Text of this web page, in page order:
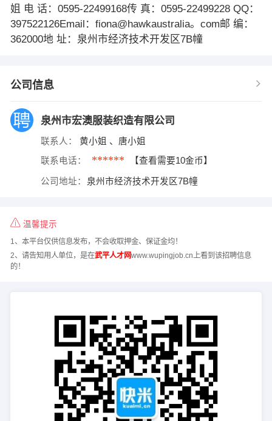
姐 电 话：0595-22499168传 真：0595-22499228 QQ：
397522126Email：fiona@hawkaustralia。com邮 编：
362000地 址：泉州市经济技术开发区7B幢
公司信息
泉州市宏澳服装织造有限公司
联系人： 黄小姐 、唐小姐
联系电话： ****** 【查看需要10金币】
公司地址： 泉州市经济技术开发区7B幢
温馨提示
1、本平台仅供信息发布，不会收取押金、保证金均！
2、请告知用人单位，是在武平人才网www.wupingjob.cn上看到该招聘信息
的！